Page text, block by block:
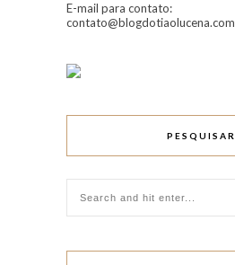
E-mail para contato:
contato@blogdotiaolucena.com
PESQUISAR